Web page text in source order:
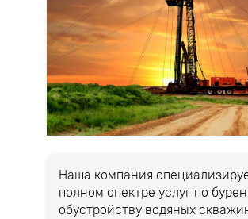
Наша компания
полном спектре услуг по
обустройству водяных